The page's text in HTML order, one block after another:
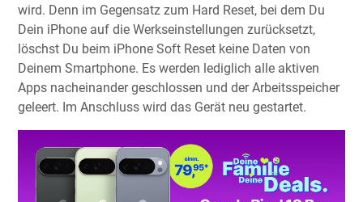
wird. Denn im Gegensatz zum Hard Reset, bei dem Du
Dein iPhone auf die Werkseinstellungen zurücksetzt,
löschst Du beim iPhone Soft Reset keine Daten von
Deinem Smartphone. Es werden lediglich alle aktiven
Apps nacheinander geschlossen und der Arbeitsspeicher
geleert. Im Anschluss wird das Gerät neu gestartet.